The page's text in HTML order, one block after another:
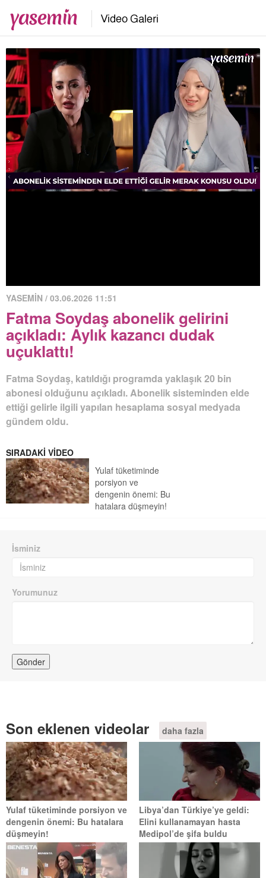
YASEMİN / 03.06.2026 11:51
Fatma Soydaş abonelik gelirini
açıkladı: Aylık kazancı dudak
uçuklattı!
Fatma Soydaş, katıldığı programda yaklaşık 20 bin
abonesi olduğunu açıkladı. Abonelik sisteminden elde
ettiği gelirle ilgili yapılan hesaplama sosyal medyada
gündem oldu.
SIRADAKİ VİDEO
Yulaf tüketiminde
porsiyon ve
dengenin önemi: Bu
hatalara düşmeyin!
İsminiz
Yorumunuz
Son eklenen videolar daha fazla
Yulaf tüketiminde porsiyon ve
dengenin önemi: Bu hatalara
düşmeyin!
Libya’dan Türkiye’ye geldi:
Elini kullanamayan hasta
Medipol’de şifa buldu